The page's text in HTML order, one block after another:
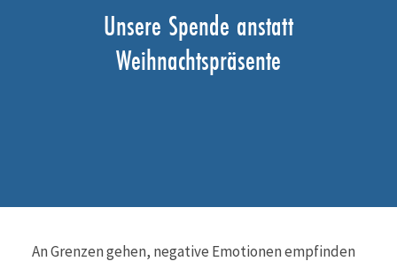
Unsere Spende anstatt
Weihnachtspräsente
An Grenzen gehen, negative Emotionen empfinden